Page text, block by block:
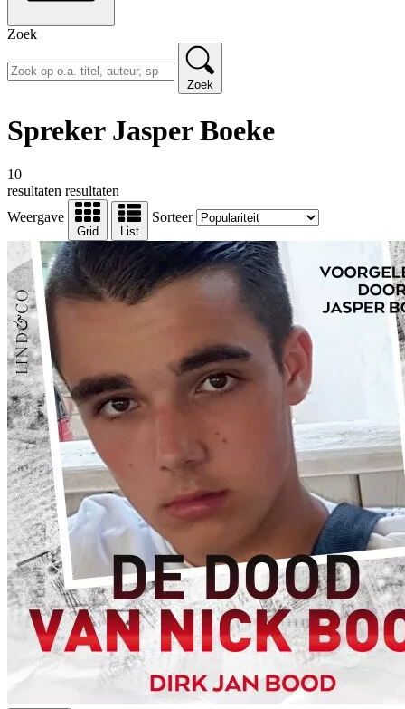
Zoek
Zoek
Spreker Jasper Boeke
10
resultaten resultaten
Weergave
Grid List
Sorteer